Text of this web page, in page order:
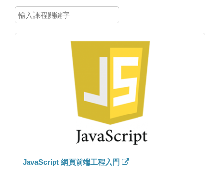
JavaScript 網頁前端工程入門